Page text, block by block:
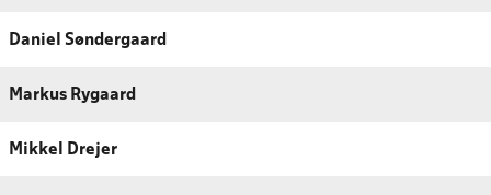
Daniel Søndergaard
Markus Rygaard
Mikkel Drejer